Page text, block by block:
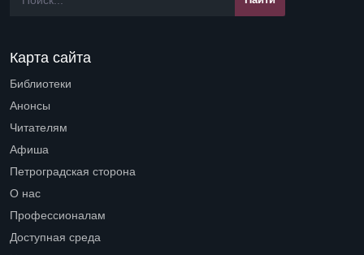
Карта сайта
Библиотеки
Анонсы
Читателям
Афиша
Петроградская сторона
О нас
Профессионалам
Доступная среда